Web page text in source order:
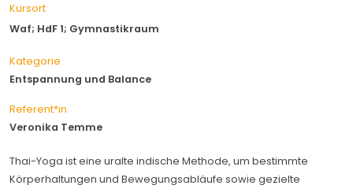
Referent*in
Veronika Temme
Kategorie
Entspannung und Balance
Kursort
Waf; HdF 1; Gymnastikraum
Thai-Yoga ist eine uralte indische Methode, um bestimmte
Körperhaltungen und Bewegungsabläufe sowie gezielte